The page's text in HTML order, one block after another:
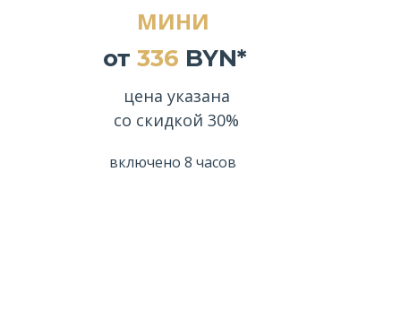
включено 8 часов
цена указана
со скидкой 30%
от 336 BYN*
МИНИ